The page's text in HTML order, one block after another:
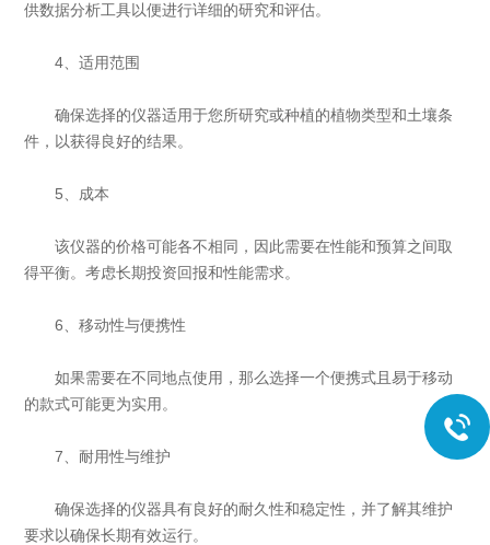
供数据分析工具以便进行详细的研究和评估。
4、适用范围
确保选择的仪器适用于您所研究或种植的植物类型和土壤条
件，以获得良好的结果。
5、成本
该仪器的价格可能各不相同，因此需要在性能和预算之间取
得平衡。考虑长期投资回报和性能需求。
6、移动性与便携性
如果需要在不同地点使用，那么选择一个便携式且易于移动
的款式可能更为实用。
7、耐用性与维护
确保选择的仪器具有良好的耐久性和稳定性，并了解其维护
要求以确保长期有效运行。